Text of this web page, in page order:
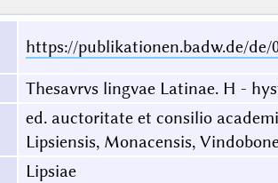
https://publikationen.badw.de/de/
Thesavrvs lingvae Latinae. H -
ed. auctoritate et consilio
Lipsiensis, Monacensis,
Lipsiae